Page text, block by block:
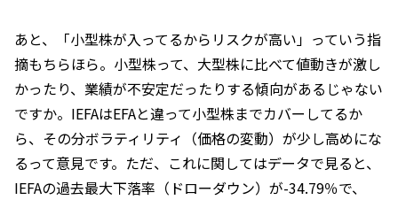
あと、「小型株が入ってるからリスクが高い」っていう指
摘もちらほら。小型株って、大型株に比べて値動きが激し
かったり、業績が不安定だったりする傾向があるじゃない
ですか。IEFAはEFAと違って小型株までカバーしてるか
ら、その分ボラティリティ（価格の変動）が少し高めにな
るって意見です。ただ、これに関してはデータで見ると、
IEFAの過去最大下落率（ドローダウン）が-34.79％で、